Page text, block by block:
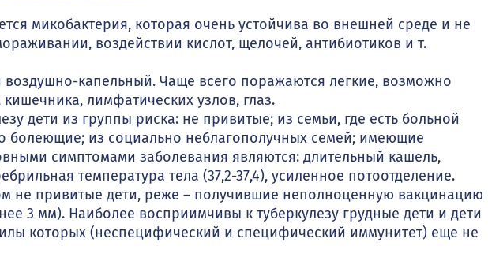
микобактерия, которая очень устойчива во внешней среде и не
воздействии кислот, щелочей, антибиотиков и т.
воздушно-капельный. Чаще всего поражаются легкие, возможно
лимфатических узлов, глаз.
дети из группы риска: не привитые; из семьи, где есть больной
болеющие; из социально неблагополучных семей; имеющие
симптомами заболевания являются: длительный кашель,
температура тела (37,2-37,4), усиленное потоотделение.
не привитые дети, реже – получившие неполноценную вакцинацию
3 мм). Наиболее восприимчивы к туберкулезу грудные дети и дети
которых (неспецифический и специфический иммунитет) еще не